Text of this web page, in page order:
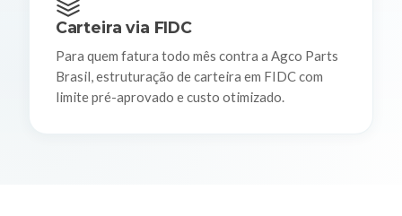
Carteira via FIDC
Para quem fatura todo mês contra a Agco Parts
Brasil, estruturação de carteira em FIDC com
limite pré-aprovado e custo otimizado.